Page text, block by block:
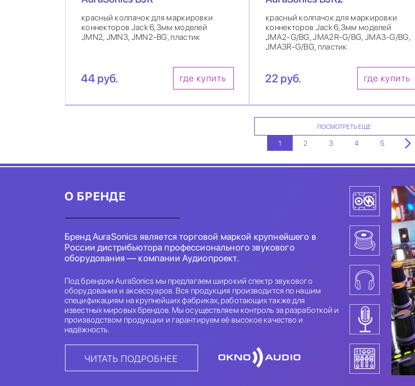
красный колпачок для маркировки
коннекторов Jack 6,3мм моделей
JMN2, JMN3, JMN2-BG, пластик
44 руб. где купить
красный колпачок для маркировки
коннекторов Jack 6,3мм моделей
JMA2-G/BG, JMA2R-G/BG, JMA3-G/BG,
JMA3R-G/BG, пластик
22 руб. где купить
1 2 3 4 5
ПОСМОТРЕТЬ ЕЩЕ
О БРЕНДЕ
Бренд AuraSonics является торговой маркой крупнейшего в
России дистрибьютора профессионального звукового
оборудования — компании Аудиопроект.
Под брендом AuraSonics мы предлагаем широкий спектр звукового
оборудования и аксессуаров. Вся продукция производится по нашим
спецификациям на крупнейших фабриках, работающих также для
известных мировых брендов. Мы осуществляем контроль за разработкой и
производством продукции и гарантируем её высокое качество и
надёжность.
ЧИТАТЬ ПОДРОБНЕЕ